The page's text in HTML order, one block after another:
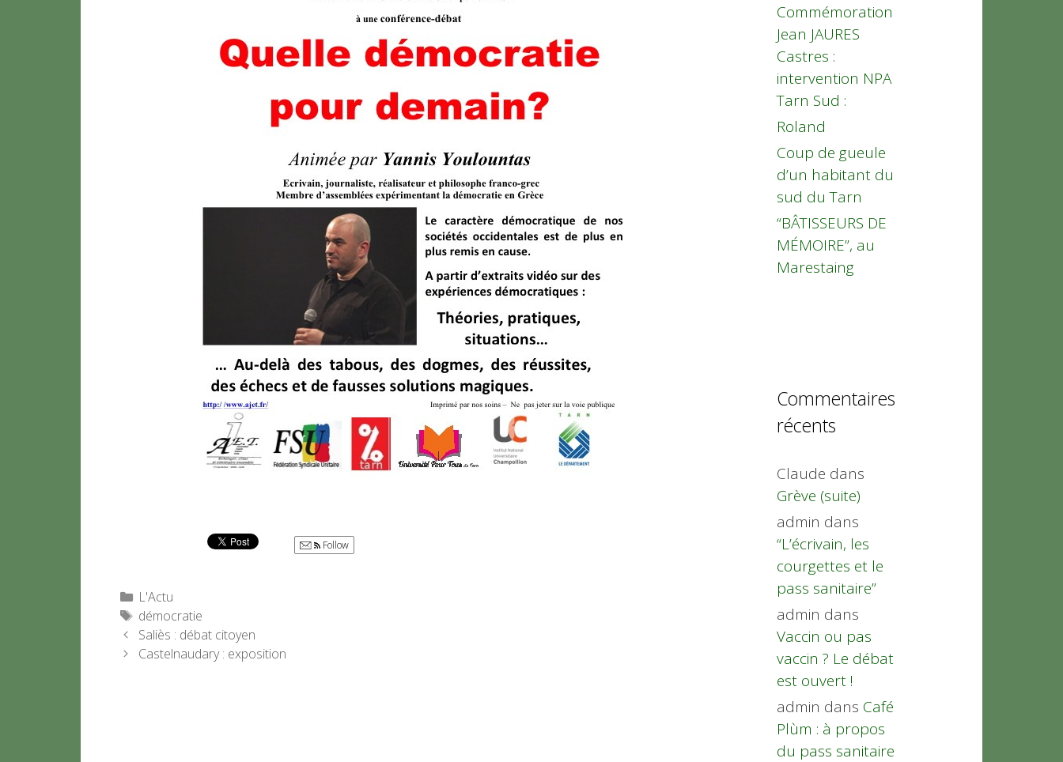
Follow
Catégories
L'Actu
Étiquettes
démocratie
Saliès : débat citoyen
Castelnaudary : exposition
Commémoration
Jean JAURES
Castres :
intervention NPA
Tarn Sud :
Roland
Coup de gueule
d’un habitant du
sud du Tarn
“BÂTISSEURS DE
MÉMOIRE”, au
Marestaing
Commentaires
récents
Claude dans
Grève (suite)
admin dans
“L’écrivain, les
courgettes et le
pass sanitaire”
admin dans
Vaccin ou pas
vaccin ? Le débat
est ouvert !
admin dans Café
Plùm : à propos
du pass sanitaire